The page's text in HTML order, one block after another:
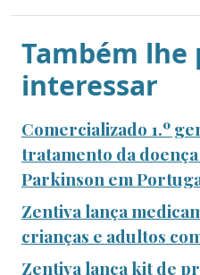
Também lhe
interessar
Comercializado 1.º
tratamento da
Parkinson em
Zentiva lança
crianças e adultos
Zentiva lança kit de